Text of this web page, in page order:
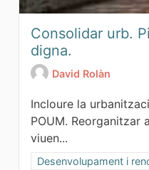
Consolidar urb.
digna.
David Rolàn
Incloure la
POUM. Reorganitzar
viuen...
Resultats al filtrar per
Desenvolupament i